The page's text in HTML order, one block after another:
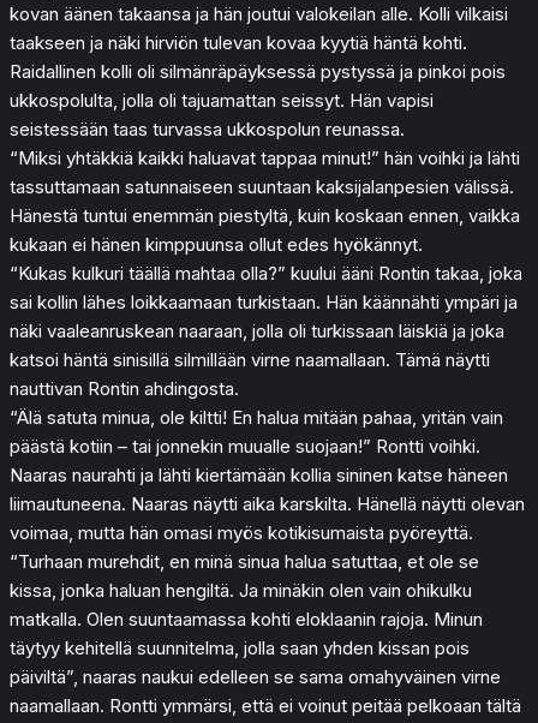
kovan äänen takaansa ja hän joutui valokeilan alle. Kolli vilkaisi
taakseen ja näki hirviön tulevan kovaa kyytiä häntä kohti.
Raidallinen kolli oli silmänräpäyksessä pystyssä ja pinkoi pois
ukkospolulta, jolla oli tajuamattan seissyt. Hän vapisi
seistessään taas turvassa ukkospolun reunassa.
“Miksi yhtäkkiä kaikki haluavat tappaa minut!” hän voihki ja lähti
tassuttamaan satunnaiseen suuntaan kaksijalanpesien välissä.
Hänestä tuntui enemmän piestyltä, kuin koskaan ennen, vaikka
kukaan ei hänen kimppuunsa ollut edes hyökännyt.
“Kukas kulkuri täällä mahtaa olla?” kuului ääni Rontin takaa, joka
sai kollin lähes loikkaamaan turkistaan. Hän käännähti ympäri ja
näki vaaleanruskean naaraan, jolla oli turkissaan läiskiä ja joka
katsoi häntä sinisillä silmillään virne naamallaan. Tämä näytti
nauttivan Rontin ahdingosta.
“Älä satuta minua, ole kiltti! En halua mitään pahaa, yritän vain
päästä kotiin – tai jonnekin muualle suojaan!” Rontti voihki.
Naaras naurahti ja lähti kiertämään kollia sininen katse häneen
liimautuneena. Naaras näytti aika karskilta. Hänellä näytti olevan
voimaa, mutta hän omasi myös kotikisumaista pyöreyttä.
“Turhaan murehdit, en minä sinua halua satuttaa, et ole se
kissa, jonka haluan hengiltä. Ja minäkin olen vain ohikulku
matkalla. Olen suuntaamassa kohti eloklaanin rajoja. Minun
täytyy kehitellä suunnitelma, jolla saan yhden kissan pois
päiviltä”, naaras naukui edelleen se sama omahyväinen virne
naamallaan. Rontti ymmärsi, että ei voinut peitää pelkoaan tältä